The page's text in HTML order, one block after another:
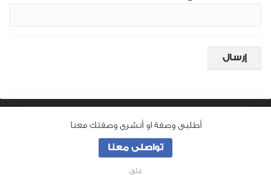
أطلبى وصفة او أنشرى وصفتك معنا
تواصلى معنا
غلق
من نحن
جميع الحقوق محفوظة لـوصفة ماما